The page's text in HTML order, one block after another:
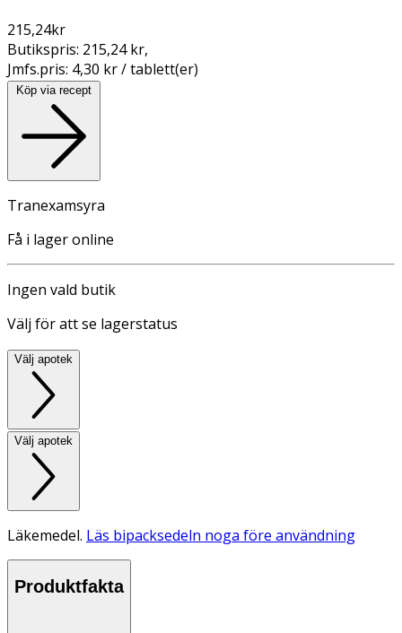
215,24kr
Butikspris: 215,24 kr,
Jmfs.pris: 4,30 kr / tablett(er)
Köp via recept
Tranexamsyra
Få i lager online
Ingen vald butik
Välj för att se lagerstatus
Välj apotek
Välj apotek
Läkemedel. Läs bipacksedeln noga före användning
Produktfakta